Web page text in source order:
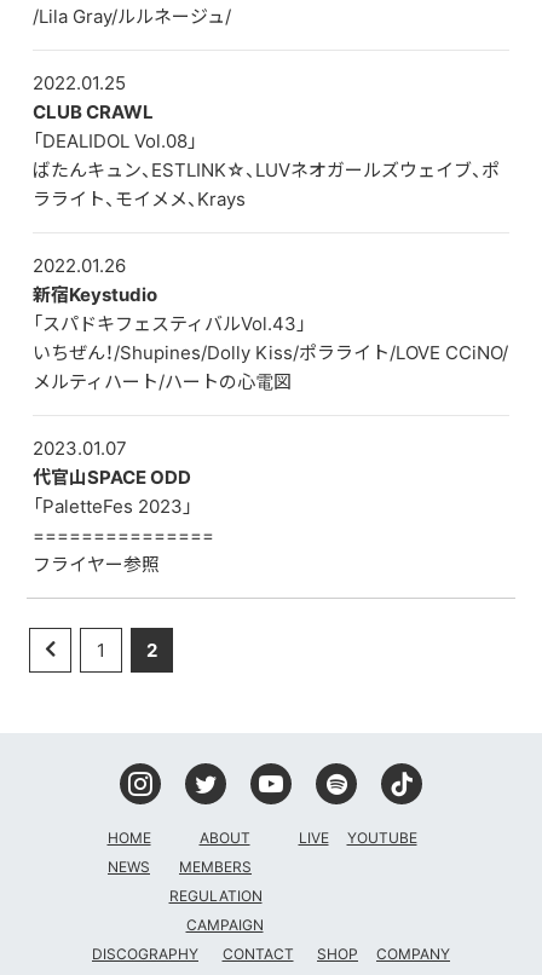
/Lila Gray/ルルネージュ/
2022.01.25
CLUB CRAWL
「DEALIDOL Vol.08」
ばたんキュン、ESTLINK☆、LUVネオガールズウェイブ、ポ
ラライト、モイメメ、Krays
2022.01.26
新宿Keystudio
「スパドキフェスティバルVol.43」
いちぜん！/Shupines/Dolly Kiss/ポラライト/LOVE CCiNO/
メルティハート/ハートの心電図
2023.01.07
代官山SPACE ODD
「PaletteFes 2023」
===============
フライヤー参照
1 2
HOME
NEWS
ABOUT
MEMBERS
REGULATION
CAMPAIGN
LIVE YOUTUBE
DISCOGRAPHY
CONTACT
SHOP COMPANY